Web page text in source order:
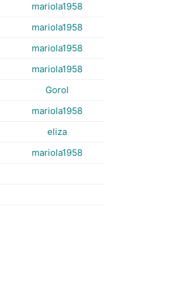
mariola1958
mariola1958
mariola1958
mariola1958
Gorol
mariola1958
eliza
mariola1958